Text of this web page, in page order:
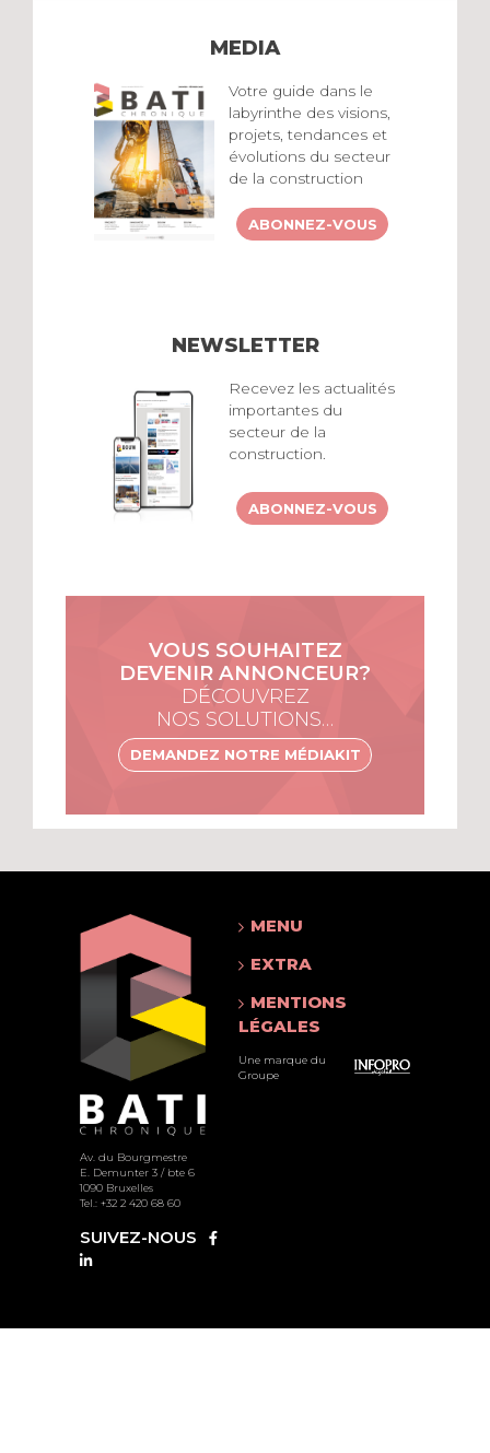
MEDIA
Votre guide dans le
labyrinthe des visions,
projets, tendances et
évolutions du secteur
de la construction
ABONNEZ-VOUS
NEWSLETTER
Recevez les actualités
importantes du
secteur de la
construction.
ABONNEZ-VOUS
VOUS SOUHAITEZ
DEVENIR ANNONCEUR?
DÉCOUVREZ
NOS SOLUTIONS…
DEMANDEZ NOTRE MÉDIAKIT
Av. du Bourgmestre
E. Demunter 3 / bte 6
1090 Bruxelles
Tel.: +32 2 420 68 60
SUIVEZ-NOUS
MENU
EXTRA
MENTIONS
LÉGALES
Une marque du
Groupe